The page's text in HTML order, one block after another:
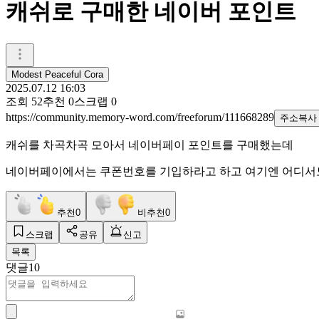
캐쉬로 구매한 네이버 포인트
Modest Peaceful Cora
2025.07.12 16:03
조회 52추천 0스크랩 0
https://community.memory-word.com/freeforum/111668289 주소복사
캐쉬를 차곡차곡 모아서 네이버페이 포인트를 구매했는데
네이버페이에서는 쿠폰번호를 기입하라고 하고 여기엔 어디
추천0 비추천0
스크랩 공유
신고
목록
댓글10